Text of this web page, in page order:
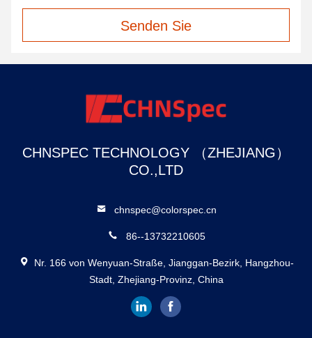
Senden Sie
CHNSPEC TECHNOLOGY （ZHEJIANG）
CO.,LTD
chnspec@colorspec.cn
86--13732210605
Nr. 166 von Wenyuan-Straße, Jianggan-Bezirk, Hangzhou-
Stadt, Zhejiang-Provinz, China